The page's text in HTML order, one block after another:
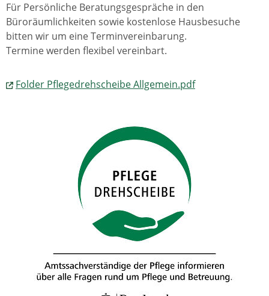
Für Persönliche Beratungsgespräche in den
Büroräumlichkeiten sowie kostenlose Hausbesuche
bitten wir um eine Terminvereinbarung.
Termine werden flexibel vereinbart.
Folder Pflegedrehscheibe Allgemein.pdf